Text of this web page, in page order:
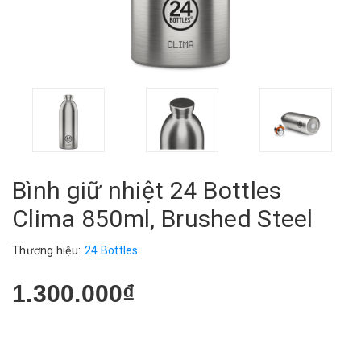
Bình giữ nhiệt 24 Bottles
Clima 850ml, Brushed Steel
Thương hiệu: 24 Bottles
1.300.000₫